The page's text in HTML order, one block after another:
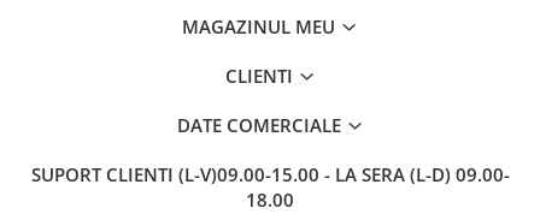
MAGAZINUL MEU
CLIENTI
DATE COMERCIALE
SUPORT CLIENTI (L-V)09.00-15.00 - LA SERA (L-D) 09.00-
18.00